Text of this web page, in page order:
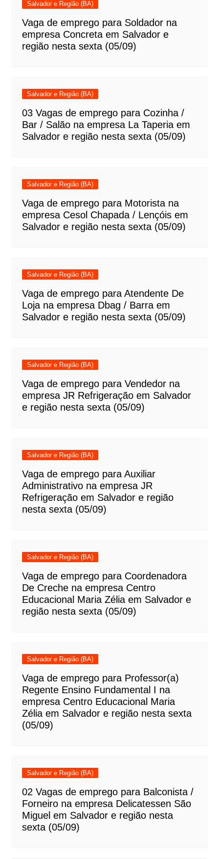
Salvador e Região (BA)
Vaga de emprego para Soldador na
empresa Concreta em Salvador e
região nesta sexta (05/09)
Salvador e Região (BA)
03 Vagas de emprego para Cozinha /
Bar / Salão na empresa La Taperia em
Salvador e região nesta sexta (05/09)
Salvador e Região (BA)
Vaga de emprego para Motorista na
empresa Cesol Chapada / Lençóis em
Salvador e região nesta sexta (05/09)
Salvador e Região (BA)
Vaga de emprego para Atendente De
Loja na empresa Dbag / Barra em
Salvador e região nesta sexta (05/09)
Salvador e Região (BA)
Vaga de emprego para Vendedor na
empresa JR Refrigeração em Salvador
e região nesta sexta (05/09)
Salvador e Região (BA)
Vaga de emprego para Auxiliar
Administrativo na empresa JR
Refrigeração em Salvador e região
nesta sexta (05/09)
Salvador e Região (BA)
Vaga de emprego para Coordenadora
De Creche na empresa Centro
Educacional Maria Zélia em Salvador e
região nesta sexta (05/09)
Salvador e Região (BA)
Vaga de emprego para Professor(a)
Regente Ensino Fundamental I na
empresa Centro Educacional Maria
Zélia em Salvador e região nesta sexta
(05/09)
Salvador e Região (BA)
02 Vagas de emprego para Balconista /
Forneiro na empresa Delicatessen São
Miguel em Salvador e região nesta
sexta (05/09)